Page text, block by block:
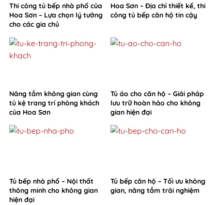
Thi công tủ bếp nhà phố của
Hoa Sơn – Lựa chọn lý tưởng
cho các gia chủ
Hoa Sơn – Địa chỉ thiết kế, thi
công tủ bếp căn hộ tin cậy
Nâng tầm không gian cùng
tủ kệ trang trí phòng khách
của Hoa Sơn
Tủ áo cho căn hộ – Giải pháp
lưu trữ hoàn hảo cho không
gian hiện đại
Tủ bếp nhà phố – Nội thất
thông minh cho không gian
hiện đại
Tủ bếp căn hộ – Tối ưu không
gian, nâng tầm trải nghiệm